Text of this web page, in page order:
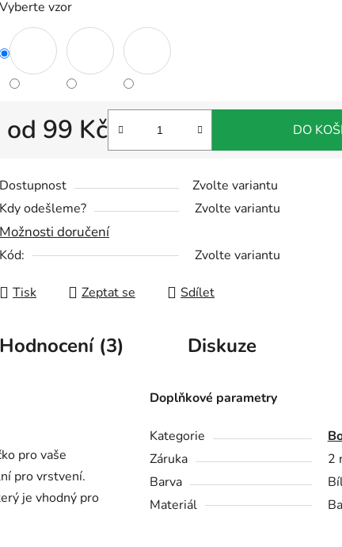
Vyberte vzor
Dostupnost
Zvolte variantu
Kdy odešleme?
Zvolte variantu
Možnosti doručení
Kód: Zvolte variantu
od 99 Kč DO
Tisk Zeptat se Sdílet
Hodnocení (3) Diskuze
pro vaše
pro vrstvení.
je vhodný pro
Doplňkové parametry
Kategorie
Záruka
2
Barva
Materiál